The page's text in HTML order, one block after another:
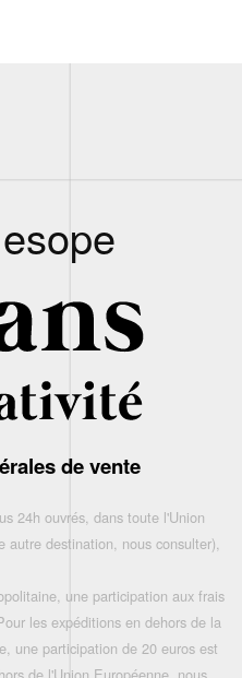
de vente
24h ouvrés, dans toute l'Union
destination, nous consulter),
une participation aux frais
les expéditions en dehors de la
une participation de 20 euros est
de l'Union Européenne, nous